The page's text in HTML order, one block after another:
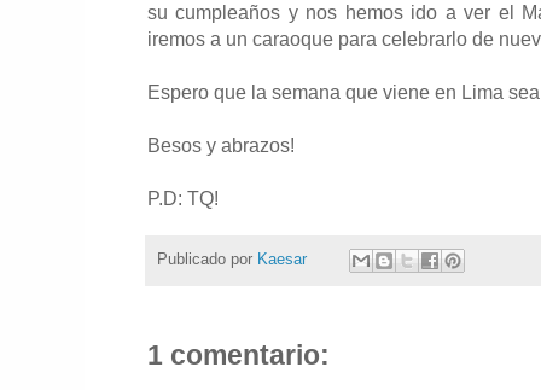
su cumpleaños y nos hemos ido a ver el
iremos a un caraoque para celebrarlo de
Espero que la semana que viene en Lima
Besos y abrazos!
P.D: TQ!
Publicado por Kaesar
1 comentario: